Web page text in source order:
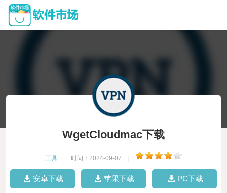
WgetCloudmac下载
工具 时间：2024-09-07
安卓下载 苹果下载 PC下载